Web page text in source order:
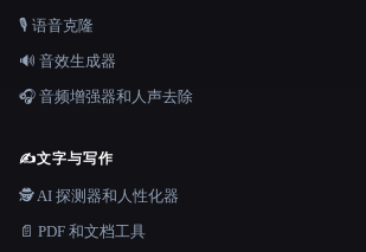
🎙️ 语音克隆
🔊 音效生成器
🎧 音频增强器和人声去除
✍️文字与写作
🕵️ AI 探测器和人性化器
📄 PDF 和文档工具